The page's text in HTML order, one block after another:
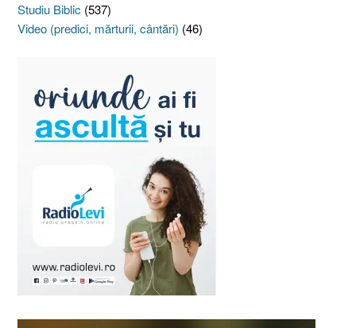
Studiu Biblic (537)
Video (predici, mărturii, cântări) (46)